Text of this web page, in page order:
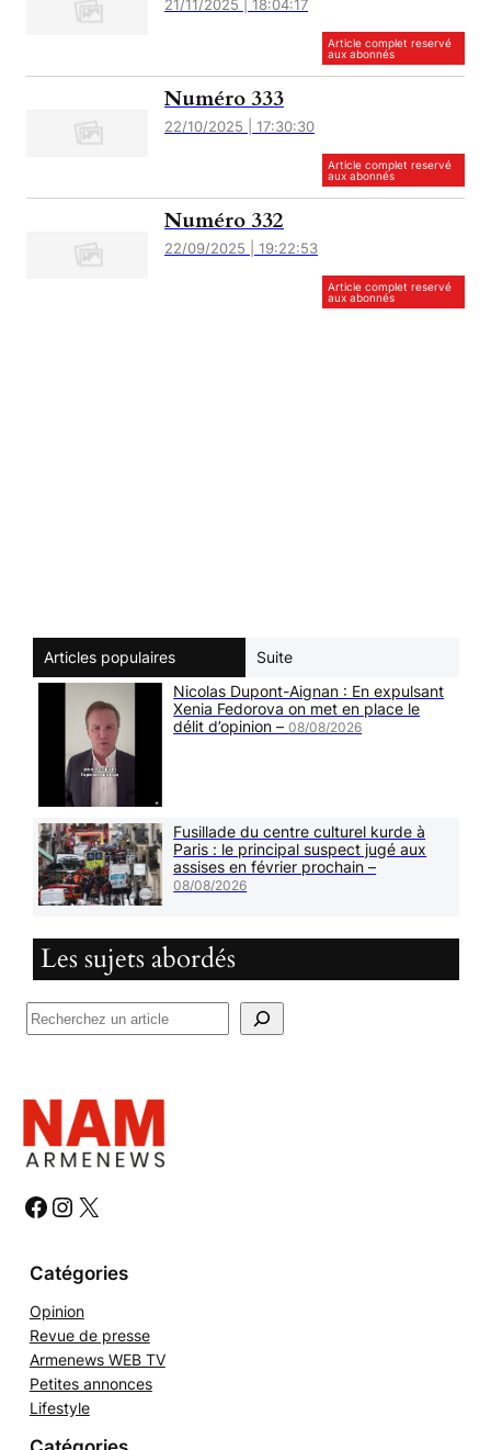
21/11/2025 | 18:04:17
Article complet reservé
aux abonnés
Numéro 333
22/10/2025 | 17:30:30
Article complet reservé
aux abonnés
Numéro 332
22/09/2025 | 19:22:53
Article complet reservé
aux abonnés
Articles populaires
Suite
Nicolas Dupont-Aignan : En expulsant
Xenia Fedorova on met en place le
délit d’opinion –08/08/2026
Fusillade du centre culturel kurde à
Paris : le principal suspect jugé aux
assises en février prochain –
08/08/2026
Les sujets abordés
R
h
e
r
h
r
# # #
Opinion
Revue de presse
Armenews WEB TV
Petites annonces